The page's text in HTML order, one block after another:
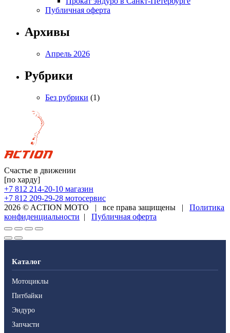
Публичная оферта
Архивы
Апрель 2026
Рубрики
Без рубрики (1)
Счастье в движении
[по харду]
+7 812 214-20-10 магазин
+7 812 209-29-28 мотосервис
2026 © ACTION MOTO | все права защищены |
Политика
конфиденциальности | Публичная оферта
Каталог
Мотоциклы
Питбайки
Эндуро
Запчасти